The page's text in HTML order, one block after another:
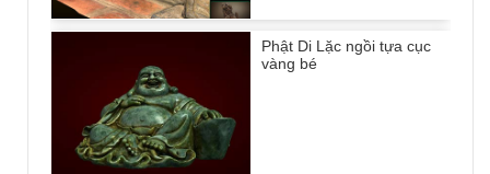
Phật Di Lặc ngồi tựa cục
vàng bé